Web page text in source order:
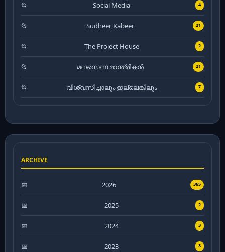
Social Media 4
Sudheer Kabeer 21
The Project House 2
മനസെന്ന മാന്ത്രികൻ 21
വിശ്വസിച്ചാലും ഇല്ലെങ്കിലും 7
ARCHIVE
2026 365
2025 2
2024 3
2023 3